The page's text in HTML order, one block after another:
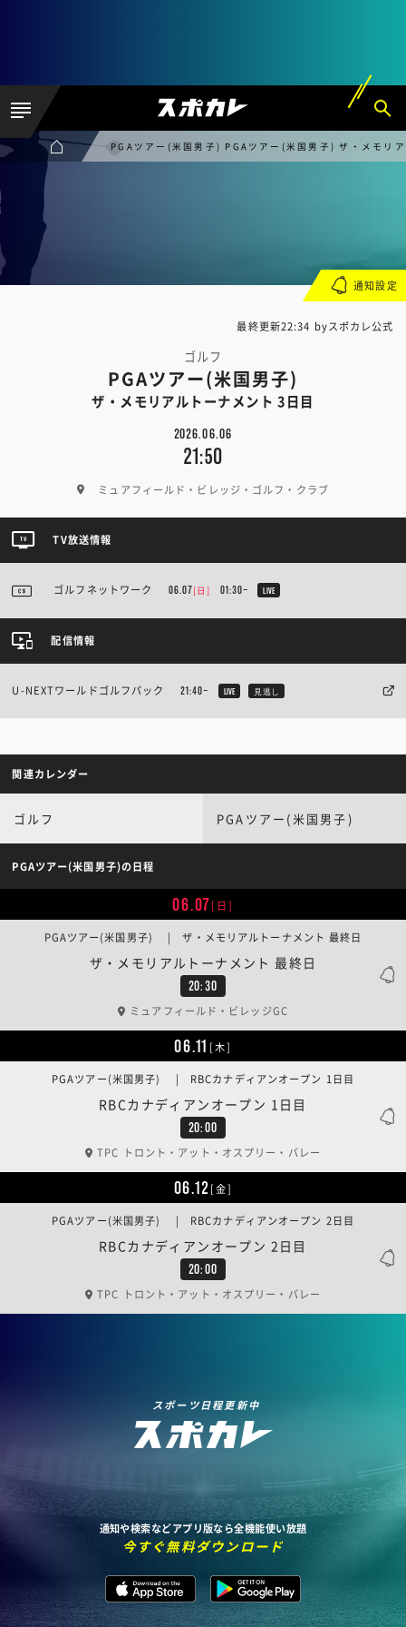
PGAツアー(米国男子) PGAツアー(米国男子) ザ・メモリ
最終更新22:34 byスポカレ公式
ゴルフ
PGAツアー(米国男子)
ザ・メモリアルトーナメント 3日目
2026.06.06
21:50
ミュアフィールド・ビレッジ・ゴルフ・クラブ
通知設定
TV放送情報
ゴルフネットワーク 06.07[日] 01:30~ LIVE
配信情報
U-NEXTワールドゴルフパック 21:40~ LIVE 見逃し
関連カレンダー
ゴルフ PGAツアー(米国男子)
PGAツアー(米国男子)の日程
06.07[日]
20:30
ザ・メモリアルトーナメント 最終日
PGAツアー(米国男子) | ザ・メモリアルトーナメント 最終日
ミュアフィールド・ビレッジGC
06.11 [木]
20:00
RBCカナディアンオープン 1日目
PGAツアー(米国男子) | RBCカナディアンオープン 1日目
TPC トロント・アット・オスプリー・バレー
06.12[金]
20:00
RBCカナディアンオープン 2日目
PGAツアー(米国男子) | RBCカナディアンオープン 2日目
TPC トロント・アット・オスプリー・バレー
スポーツ日程更新中
通知や検索などアプリ版なら全機能使い放題
今すぐ無料ダウンロード